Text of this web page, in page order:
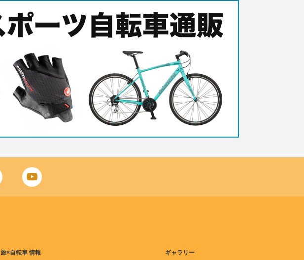
旅×自転車 情報
ギャラリー